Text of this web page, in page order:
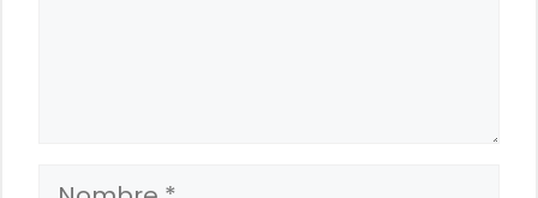
Nombre